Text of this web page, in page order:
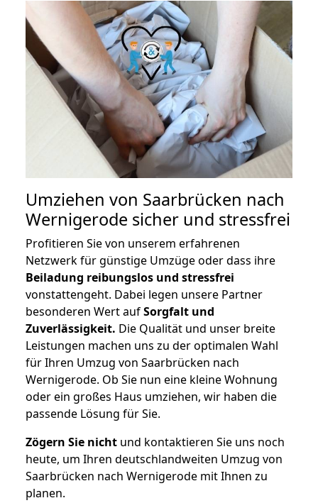
Umziehen von Saarbrücken nach
Wernigerode sicher und stressfrei
Profitieren Sie von unserem erfahrenen
Netzwerk für günstige Umzüge oder dass ihre
Beiladung reibungslos und stressfrei
vonstattengeht. Dabei legen unsere Partner
besonderen Wert aufSorgfalt und
Zuverlässigkeit. Die Qualität und unser breite
Leistungen machen uns zu der optimalen Wahl
für Ihren Umzug von Saarbrücken nach
Wernigerode. Ob Sie nun eine kleine Wohnung
oder ein großes Haus umziehen, wir haben die
passende Lösung für Sie.
Zögern Sie nicht und kontaktieren Sie uns noch
heute, um Ihren deutschlandweiten Umzug von
Saarbrücken nach Wernigerode mit Ihnen zu
planen.